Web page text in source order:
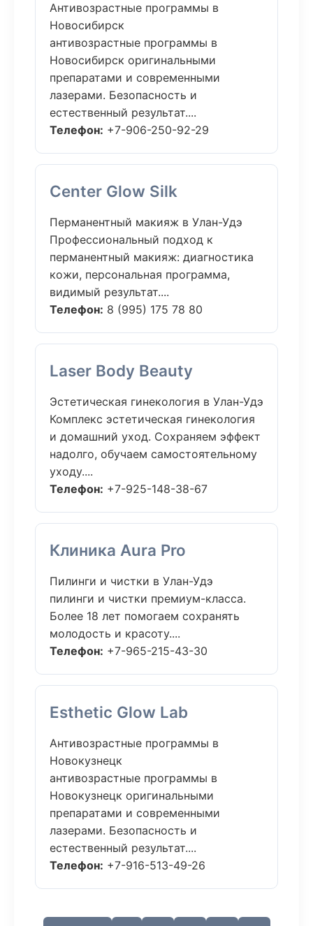
Антивозрастные программы в
Новосибирск
антивозрастные программы в
Новосибирск оригинальными
препаратами и современными
лазерами. Безопасность и
естественный результат....
Телефон: +7-906-250-92-29
Center Glow Silk
Перманентный макияж в Улан-Удэ
Профессиональный подход к
перманентный макияж: диагностика
кожи, персональная программа,
видимый результат....
Телефон: 8 (995) 175 78 80
Laser Body Beauty
Эстетическая гинекология в Улан-Удэ
Комплекс эстетическая гинекология
и домашний уход. Сохраняем эффект
надолго, обучаем самостоятельному
уходу....
Телефон: +7-925-148-38-67
Клиника Aura Pro
Пилинги и чистки в Улан-Удэ
пилинги и чистки премиум-класса.
Более 18 лет помогаем сохранять
молодость и красоту....
Телефон: +7-965-215-43-30
Esthetic Glow Lab
Антивозрастные программы в
Новокузнецк
антивозрастные программы в
Новокузнецк оригинальными
препаратами и современными
лазерами. Безопасность и
естественный результат....
Телефон: +7-916-513-49-26